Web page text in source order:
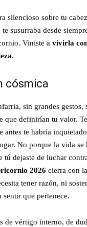
silencioso sobre tu
susurraba desde
Viniste a vivirla
.
cósmica
sin grandes gestos,
que definirían tu valor.
antes te habría
No porque la vida se
tú dejaste de luchar
2026 cierra con
tener razón, ni
sentir que pertenece.
de vértigo interno, de